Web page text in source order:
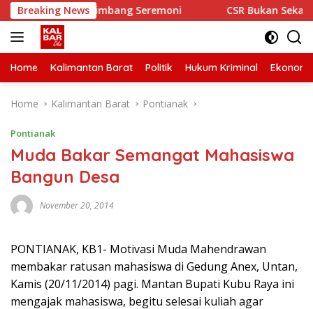
Skip
to
content
Breaking News
Kota Ketimbang Seremoni CSR Bukan Sekadar
Home Kalimantan Barat Politik Hukum Kriminal Ekonomi
Home Kalimantan Barat Pontianak
Pontianak
Muda Bakar Semangat Mahasiswa
Bangun Desa
November 20, 2014
PONTIANAK, KB1- Motivasi Muda Mahendrawan
membakar ratusan mahasiswa di Gedung Anex, Untan,
Kamis (20/11/2014) pagi. Mantan Bupati Kubu Raya ini
mengajak mahasiswa, begitu selesai kuliah agar